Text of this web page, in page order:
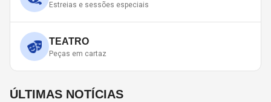
Estreias e sessões especiais
TEATRO
Peças em cartaz
ÚLTIMAS NOTÍCIAS